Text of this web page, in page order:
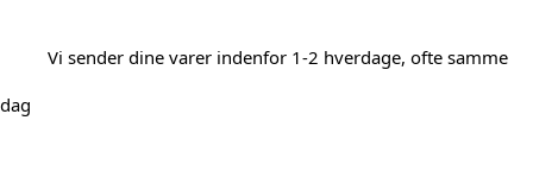
Vi sender dine varer indenfor 1-2 hverdage, ofte samme
dag